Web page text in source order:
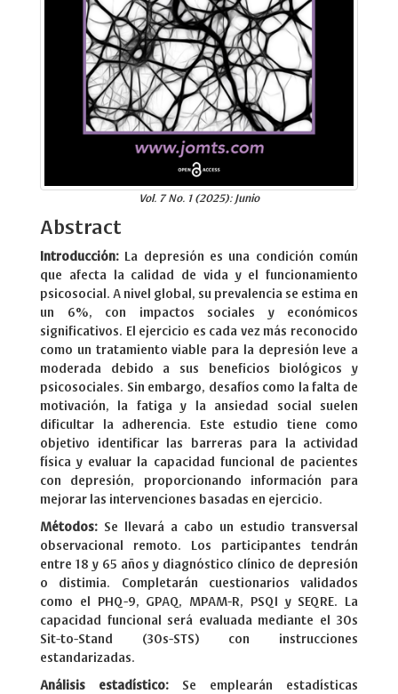
Vol. 7 No. 1 (2025): Junio
Abstract
Introducción: La depresión es una condición común
que afecta la calidad de vida y el funcionamiento
psicosocial. A nivel global, su prevalencia se estima en
un 6%, con impactos sociales y económicos
significativos. El ejercicio es cada vez más reconocido
como un tratamiento viable para la depresión leve a
moderada debido a sus beneficios biológicos y
psicosociales. Sin embargo, desafíos como la falta de
motivación, la fatiga y la ansiedad social suelen
dificultar la adherencia. Este estudio tiene como
objetivo identificar las barreras para la actividad
física y evaluar la capacidad funcional de pacientes
con depresión, proporcionando información para
mejorar las intervenciones basadas en ejercicio.
Métodos: Se llevará a cabo un estudio transversal
observacional remoto. Los participantes tendrán
entre 18 y 65 años y diagnóstico clínico de depresión
o distimia. Completarán cuestionarios validados
como el PHQ-9, GPAQ, MPAM-R, PSQI y SEQRE. La
capacidad funcional será evaluada mediante el 30s
Sit-to-Stand (30s-STS) con instrucciones
estandarizadas.
Análisis estadístico: Se emplearán estadísticas